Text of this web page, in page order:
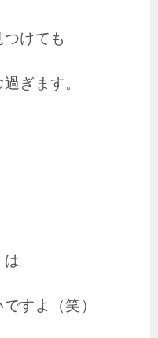
けても
ぎます。
は
すよ（笑）